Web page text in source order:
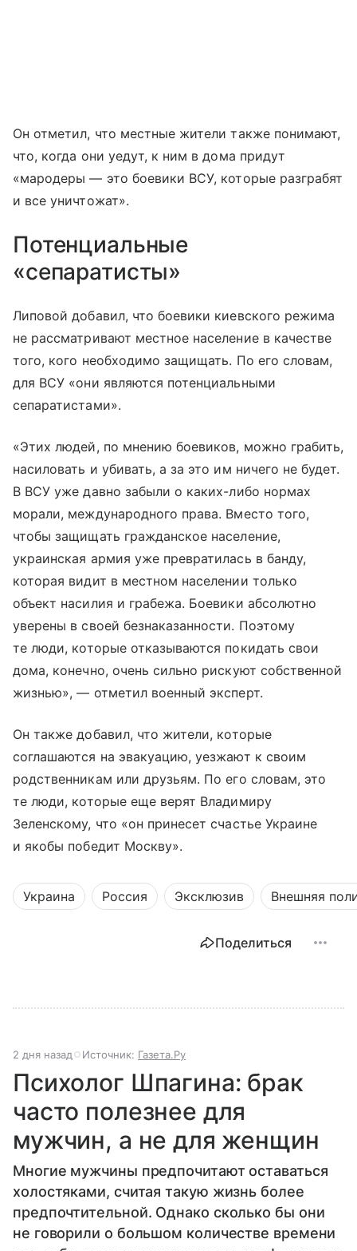
Он отметил, что местные жители также понимают,
что, когда они уедут, к ним в дома придут
«мародеры — это боевики ВСУ, которые разграбят
и все уничтожат».
Потенциальные
«сепаратисты»
Липовой добавил, что боевики киевского режима
не рассматривают местное население в качестве
того, кого необходимо защищать. По его словам,
для ВСУ «они являются потенциальными
сепаратистами».
«Этих людей, по мнению боевиков, можно грабить,
насиловать и убивать, а за это им ничего не будет.
В ВСУ уже давно забыли о каких-либо нормах
морали, международного права. Вместо того,
чтобы защищать гражданское население,
украинская армия уже превратилась в банду,
которая видит в местном населении только
объект насилия и грабежа. Боевики абсолютно
уверены в своей безнаказанности. Поэтому
те люди, которые отказываются покидать свои
дома, конечно, очень сильно рискуют собственной
жизнью», — отметил военный эксперт.
Он также добавил, что жители, которые
соглашаются на эвакуацию, уезжают к своим
родственникам или друзьям. По его словам, это
те люди, которые еще верят Владимиру
Зеленскому, что «он принесет счастье Украине
и якобы победит Москву».
Украина Россия Эксклюзив Внешняя
Поделиться
2 дня назад Источник: Газета.Ру
Психолог Шпагина: брак
часто полезнее для
мужчин, а не для женщин
Многие мужчины предпочитают оставаться
холостяками, считая такую жизнь более
предпочтительной. Однако сколько бы они
не говорили о большом количестве времени